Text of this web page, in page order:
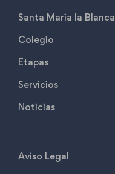
Santa Maria la Blanca
Colegio
Etapas
Servicios
Noticias
Aviso Legal